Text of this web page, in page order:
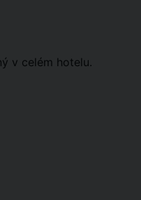
v celém hotelu.